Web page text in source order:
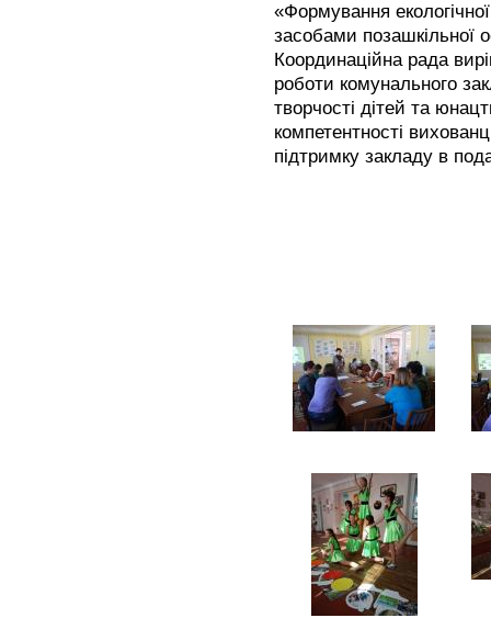
«Формування
засобами позашкільної
Координаційна рада
роботи комунального
творчості дітей та
компетентності
підтримку закладу в